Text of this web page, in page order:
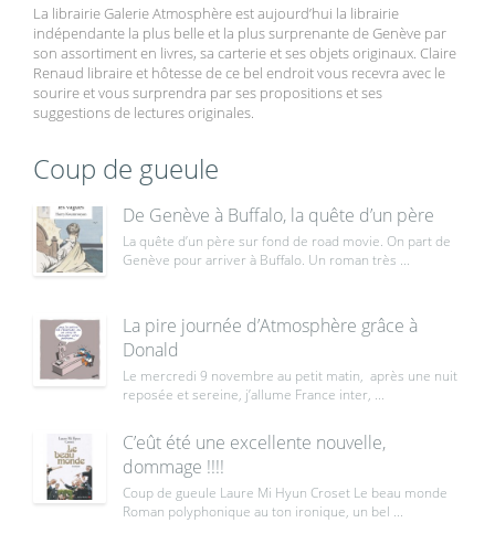
La librairie Galerie Atmosphère est aujourd’hui la librairie
indépendante la plus belle et la plus surprenante de Genève par
son assortiment en livres, sa carterie et ses objets originaux. Claire
Renaud libraire et hôtesse de ce bel endroit vous recevra avec le
sourire et vous surprendra par ses propositions et ses
suggestions de lectures originales.
Coup de gueule
De Genève à Buffalo, la quête d’un père
La quête d’un père sur fond de road movie. On part de
Genève pour arriver à Buffalo. Un roman très ...
La pire journée d’Atmosphère grâce à
Donald
Le mercredi 9 novembre au petit matin, après une nuit
reposée et sereine, j’allume France inter, ...
C’eût été une excellente nouvelle,
dommage !!!!
Coup de gueule Laure Mi Hyun Croset Le beau monde
Roman polyphonique au ton ironique, un bel ...